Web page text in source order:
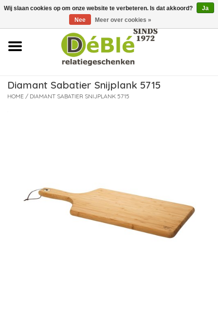
Over ons
Contact
Nieuws
Diamant Sabatier Snijplank 5715
HOME / DIAMANT SABATIER SNIJPLANK 5715
Wij slaan cookies op om onze website te verbeteren. Is dat akkoord?
Ja
Nee
Meer over cookies »